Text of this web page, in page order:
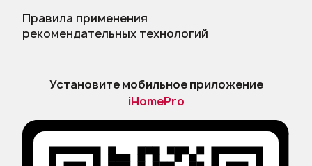
Правила применения
рекомендательных технологий
Установите мобильное приложение
iHomePro